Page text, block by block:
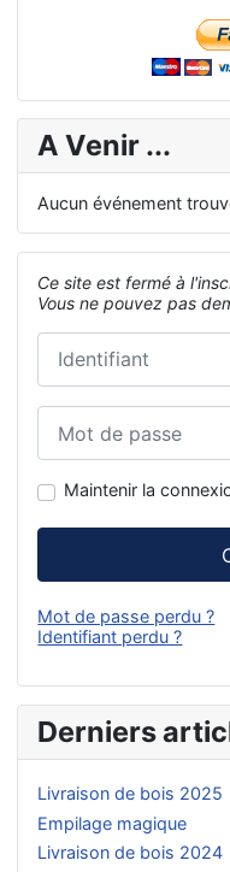
A Venir ...
Aucun événement
Ce site est fermé à
Vous ne pouvez pas
Identifiant
Mot de passe
Maintenir la
Mot de passe perdu ?
Identifiant perdu ?
Derniers
Livraison de bois 2025
Empilage magique
Livraison de bois 2024